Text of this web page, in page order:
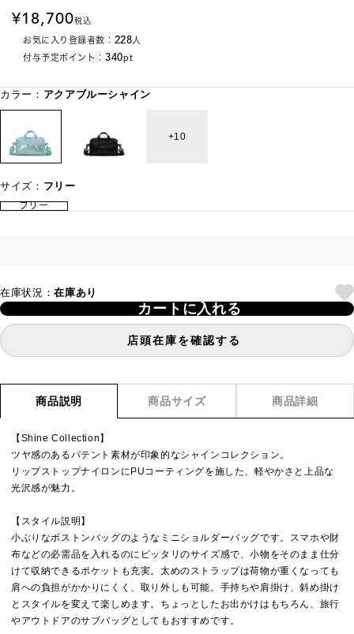
18,700税込
お気に入り登録者数： 228人
付与予定ポイント： 340pt
カラー： アクアブルーシャイン
10
サイズ： フリー
フリー
在庫状況：在庫あり
カートに入れる
店頭在庫を確認する
商品説明 商品サイズ 商品詳細
【Shine Collection】
ツヤ感のあるパテント素材が印象的なシャインコレクション。
リップストップナイロンにPUコーティングを施した、軽やかさと上品な
光沢感が魅力。
【スタイル説明】
小ぶりなボストンバッグのようなミニショルダーバッグです。スマホや財
布などの必需品を入れるのにピッタリのサイズ感で、小物をそのまま仕分
けて収納できるポケットも充実。太めのストラップは荷物が重くなっても
肩への負担がかかりにくく、取り外しも可能。手持ちや肩掛け、斜め掛け
とスタイルを変えて楽しめます。ちょっとしたお出かけはもちろん、旅行
やアウトドアのサブバッグとしてもおすすめです。